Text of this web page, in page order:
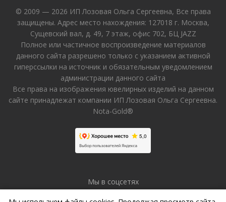
© 2009 — 2026 ИП Лозовая Ольга Сергеевна, Все права
защищены. Адрес место нахождения: 127018 г. Москва,
Сущевский вал, д. 49, 7 этаж, офис 702, БЦ JAZZ
Полное или частичное воспроизведение материалов
данного сайта разрешено только с указанием активной
гиперссылки на источник и обязательным уведомлением
администрации данного сайта
Все права на изображения ювелирных изделий на данном
сайте принадлежат компании ИП Лозовая Ольга Сергеевна.
Nota-Gold®
Мы в соцсетях